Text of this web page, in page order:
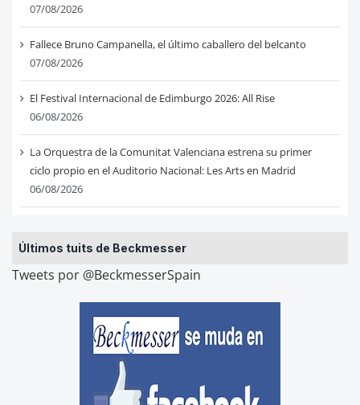
07/08/2026
Fallece Bruno Campanella, el último caballero del belcanto
07/08/2026
El Festival Internacional de Edimburgo 2026: All Rise
06/08/2026
La Orquestra de la Comunitat Valenciana estrena su primer
ciclo propio en el Auditorio Nacional: Les Arts en Madrid
06/08/2026
Últimos tuits de Beckmesser
Tweets por @BeckmesserSpain